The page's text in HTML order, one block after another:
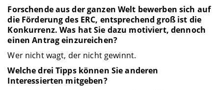
Forschende aus der ganzen Welt bewerben sich auf
die Förderung des ERC, entsprechend groß ist die
Konkurrenz. Was hat Sie dazu motiviert, dennoch
einen Antrag einzureichen?
Wer nicht wagt, der nicht gewinnt.
Welche drei Tipps können Sie anderen
Interessierten mitgeben?